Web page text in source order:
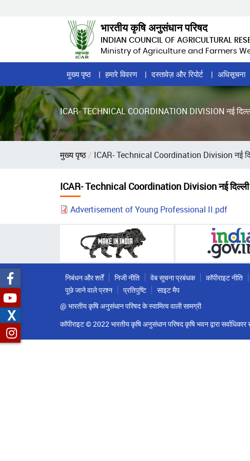
भारतीय कृषि अनुसंधान परिषद
INDIAN COUNCIL OF AGRICULTURAL
Ministry of Agriculture and Farmers
Home
Page
Menu
मुख्य पृष्ठ हमारे विवरण दस्तावेज़ और रिपोर्ट अधिसूचना
ICAR- TECHNICAL COORDINATION DIVISION नई
पग
मुख्य पृष्ठ ICAR- Technical Coordination Division नई
ICAR- Technical Coordination Division नई दिल्ली में
Advertisement of Young Professional II.pdf
निबंधन और शर्तें निजी नीति वेब सूचना प्रबंधक कॉपीराइट नीति
पूछे जाने वाले प्रश्न
प्रतिपुष्टि
साइट मैप
@ भारतीय कृषि अनुसंधान परिषद के स्वामित्व वाली सामग्री
कॉपीराइट © 2022 भारतीय कृषि अनुसंधान परिषद कृषि भवन द्वारा सर्वाधिकार
X